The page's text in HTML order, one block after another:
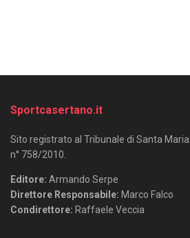
Sportcasertano.it
Sito registrato al Tribunale di Santa
n° 758/2010.
Editore: Armando Serpe
Direttore Responsabile: Marco Falco
Condirettore: Raffaele Veccia